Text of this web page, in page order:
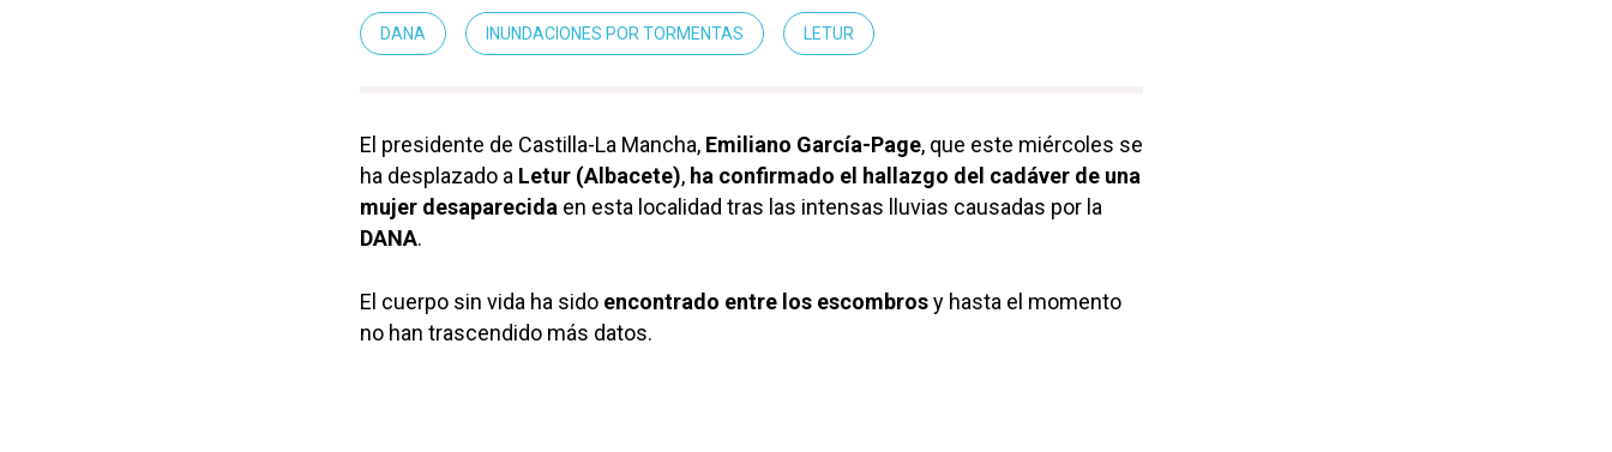
DANA INUNDACIONES POR TORMENTAS LETUR
El presidente de Castilla-La Mancha, Emiliano García-Page, que este miércoles se
ha desplazado a Letur (Albacete), ha confirmado el hallazgo del cadáver de una
mujer desaparecida en esta localidad tras las intensas lluvias causadas por la
DANA.
El cuerpo sin vida ha sido encontrado entre los escombrosy hasta el momento
no han trascendido más datos.